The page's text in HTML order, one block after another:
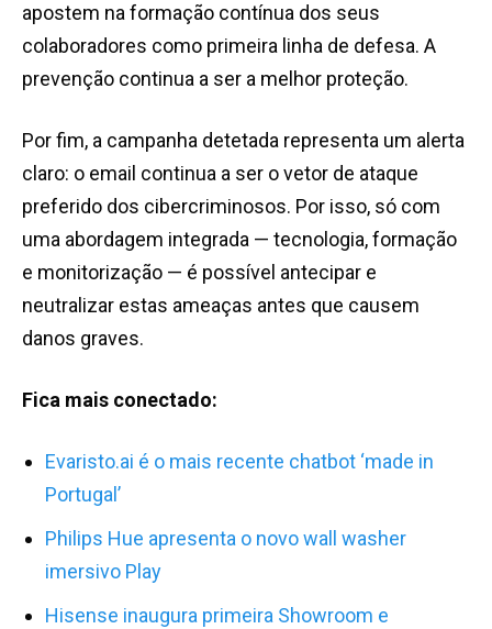
apostem na formação contínua dos seus
colaboradores como primeira linha de defesa. A
prevenção continua a ser a melhor proteção.
Por fim, a campanha detetada representa um alerta
claro: o email continua a ser o vetor de ataque
preferido dos cibercriminosos. Por isso, só com
uma abordagem integrada — tecnologia, formação
e monitorização — é possível antecipar e
neutralizar estas ameaças antes que causem
danos graves.
Fica mais conectado:
Evaristo.ai é o mais recente chatbot ‘made in
Portugal’
Philips Hue apresenta o novo wall washer
imersivo Play
Hisense inaugura primeira Showroom e